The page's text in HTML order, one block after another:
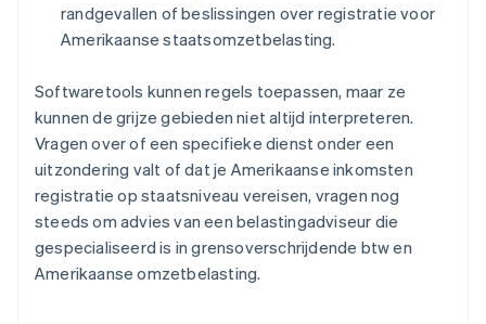
randgevallen of beslissingen over registratie voor
Amerikaanse staatsomzetbelasting.
Softwaretools kunnen regels toepassen, maar ze
kunnen de grijze gebieden niet altijd interpreteren.
Vragen over of een specifieke dienst onder een
uitzondering valt of dat je Amerikaanse inkomsten
registratie op staatsniveau vereisen, vragen nog
steeds om advies van een belastingadviseur die
gespecialiseerd is in grensoverschrijdende btw en
Amerikaanse omzetbelasting.